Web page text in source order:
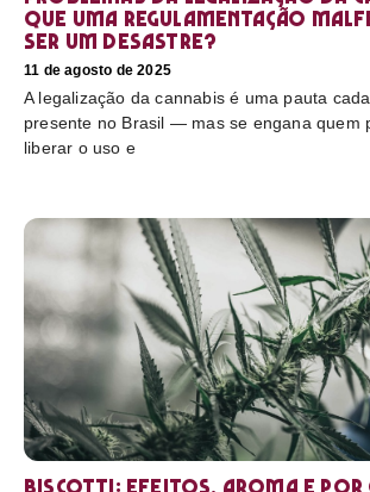
que uma regulamentação
ser um desastre?
11 de agosto de 2025
A legalização da cannabis é uma pauta
presente no Brasil — mas se engana quem
liberar o uso e
Biscotti: efeitos, aroma e por